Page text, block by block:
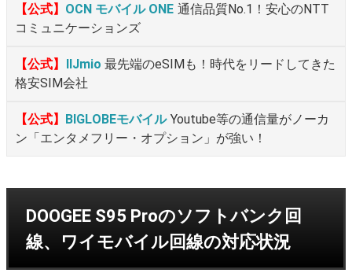
【公式】 OCN モバイル ONE 通信品質No.1！安心のNTT
コミュニケーションズ
【公式】 IIJmio 最先端のeSIMも！時代をリードしてきた
格安SIM会社
【公式】 BIGLOBEモバイル Youtube等の通信量がノーカ
ン「エンタメフリー・オプション」が強い！
DOOGEE S95 Proのソフトバンク回
線、ワイモバイル回線の対応状況